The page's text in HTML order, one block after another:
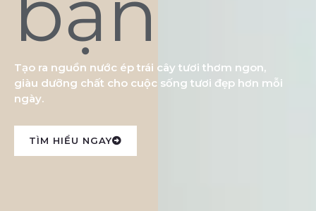
Tạo ra nguồn nước ép trái cây tươi thơm ngon,
giàu dưỡng chất cho cuộc sống tươi đẹp hơn mỗi
ngày.
TÌM HIỂU NGAY